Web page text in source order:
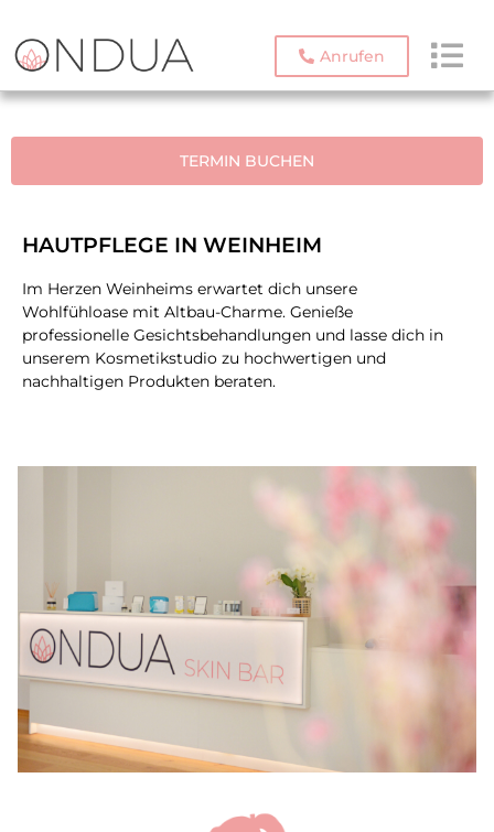
Anrufen
TERMIN BUCHEN
HAUTPFLEGE IN WEINHEIM
Im Herzen Weinheims erwartet dich unsere
Wohlfühloase mit Altbau-Charme. Genieße
professionelle Gesichtsbehandlungen und lasse dich in
unserem Kosmetikstudio zu hochwertigen und
nachhaltigen Produkten beraten.